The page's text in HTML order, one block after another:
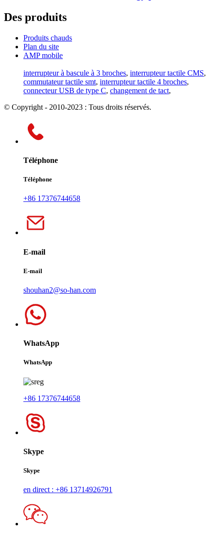
Des produits
Produits chauds
Plan du site
AMP mobile
interrupteur à bascule à 3 broches, interrupteur tactile CMS,
commutateur tactile smt, interrupteur tactile 4 broches,
connecteur USB de type C, changement de tact,
© Copyright - 2010-2023 : Tous droits réservés.
Téléphone
Téléphone
+86 17376744658
E-mail
E-mail
shouhan2@so-han.com
WhatsApp
WhatsApp
+86 17376744658
Skype
Skype
en direct : +86 13714926791